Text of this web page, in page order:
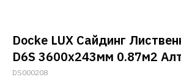
Docke LUX Сайдинг
D6S 3600х243мм 0.87м2
DS000208